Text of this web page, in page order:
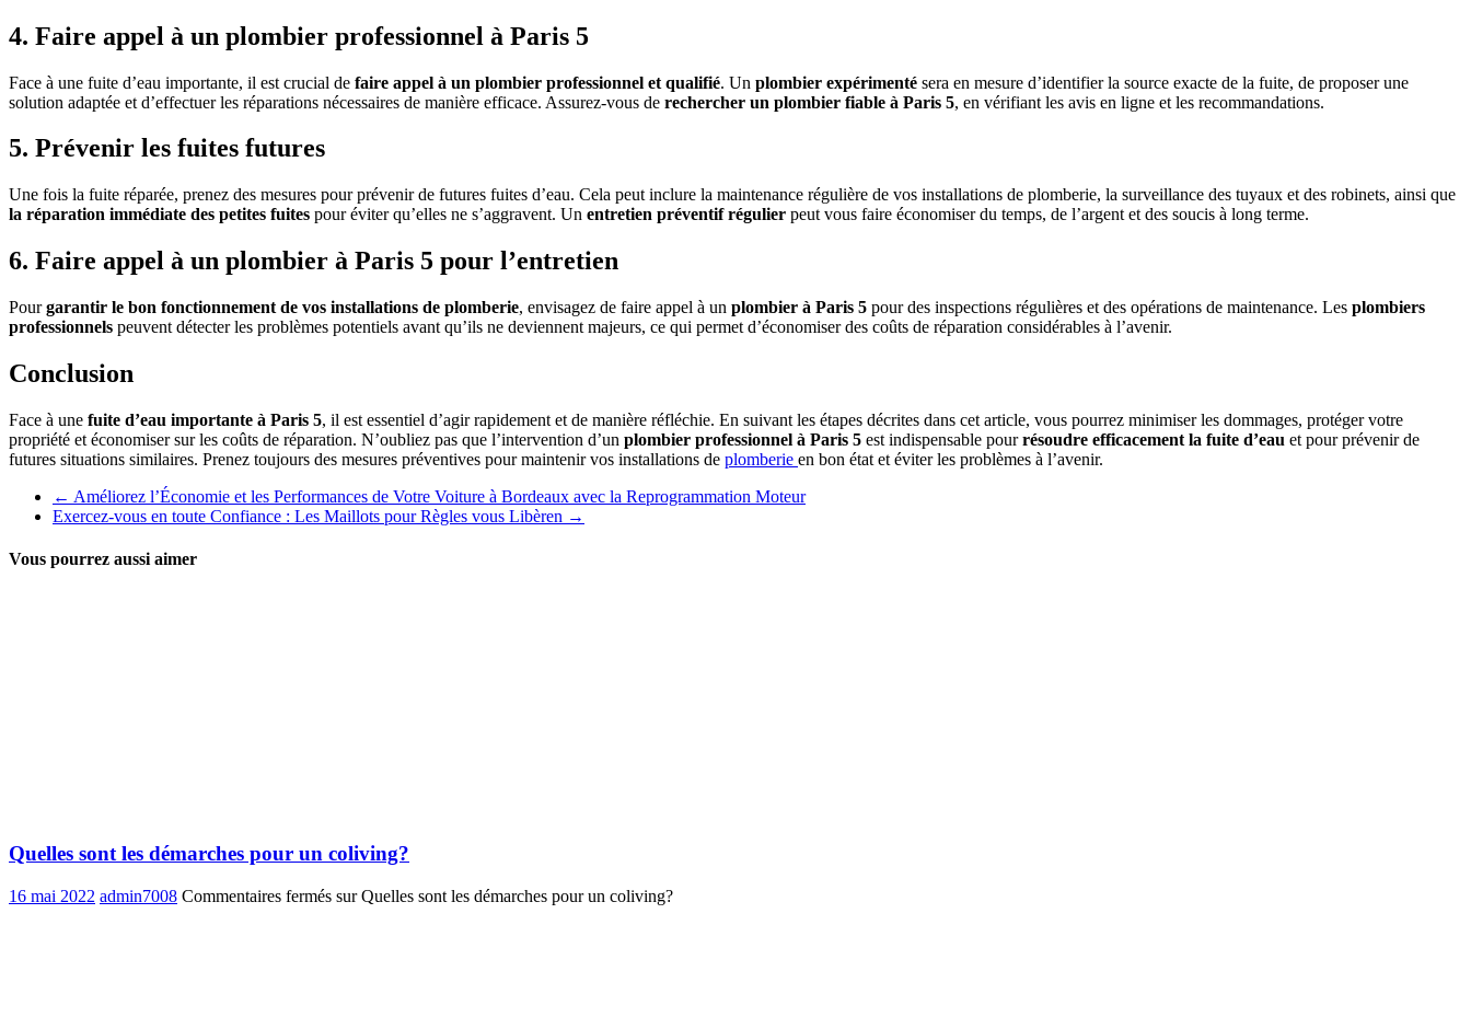
4. Faire appel à un plombier professionnel à Paris 5
Face à une fuite d’eau importante, il est crucial de faire appel à un plombier professionnel et qualifié. Un plombier expérimenté sera en mesure d’identifier la source exacte de la fuite, de proposer une
solution adaptée et d’effectuer les réparations nécessaires de manière efficace. Assurez-vous de rechercher un plombier fiable à Paris 5, en vérifiant les avis en ligne et les recommandations.
5. Prévenir les fuites futures
Une fois la fuite réparée, prenez des mesures pour prévenir de futures fuites d’eau. Cela peut inclure la maintenance régulière de vos installations de plomberie, la surveillance des tuyaux et des robinets, ainsi que
la réparation immédiate des petites fuites pour éviter qu’elles ne s’aggravent. Un entretien préventif régulier peut vous faire économiser du temps, de l’argent et des soucis à long terme.
6. Faire appel à un plombier à Paris 5 pour l’entretien
Pourgarantir le bon fonctionnement de vos installations de plomberie, envisagez de faire appel à un plombier à Paris 5 pour des inspections régulières et des opérations de maintenance. Les plombiers
professionnels peuvent détecter les problèmes potentiels avant qu’ils ne deviennent majeurs, ce qui permet d’économiser des coûts de réparation considérables à l’avenir.
Conclusion
Face à une fuite d’eau importante à Paris 5, il est essentiel d’agir rapidement et de manière réfléchie. En suivant les étapes décrites dans cet article, vous pourrez minimiser les dommages, protéger votre
propriété et économiser sur les coûts de réparation. N’oubliez pas que l’intervention d’un plombier professionnel à Paris 5 est indispensable pourrésoudre efficacement la fuite d’eau et pour prévenir de
futures situations similaires. Prenez toujours des mesures préventives pour maintenir vos installations de plomberie en bon état et éviter les problèmes à l’avenir.
← Améliorez l’Économie et les Performances de Votre Voiture à Bordeaux avec la Reprogrammation Moteur
Exercez-vous en toute Confiance : Les Maillots pour Règles vous Libèren →
Vous pourrez aussi aimer
Quelles sont les démarches pour un coliving?
16 mai 2022 admin7008 Commentaires fermés sur Quelles sont les démarches pour un coliving?